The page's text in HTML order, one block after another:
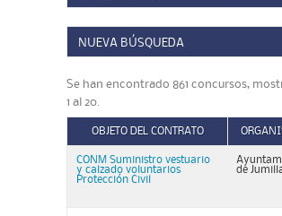
NUEVA BÚSQUEDA
Se han encontrado 861 concursos,
1 al 20.
OBJETO DEL CONTRATO
CONM Suministro vestuario
y calzado voluntarios
Protección Civil
de